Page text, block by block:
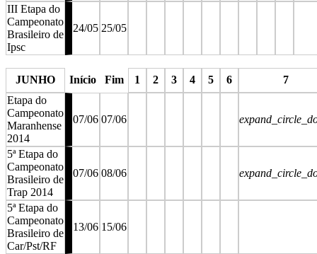
III Etapa do
Campeonato
Brasileiro de
Ipsc
24/05 25/05
JUNHO
Início Fim 1 2 3 4 5 6
7
Etapa do
Campeonato
Maranhense
2014
07/06 07/06
5ª Etapa do
Campeonato
Brasileiro de
Trap 2014
07/06 08/06
5ª Etapa do
Campeonato
Brasileiro de
Car/Pst/RF
13/06 15/06